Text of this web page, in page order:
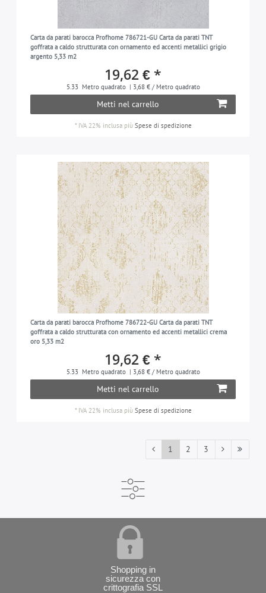
Carta da parati barocca Profhome 786721-GU Carta da parati TNT
goffrata a caldo strutturata con ornamento ed accenti metallici grigio
argento 5,33 m2
19,62 € *
5.33 Metro quadrato | 3,68 € / Metro quadrato
Metti nel carrello
* IVA 22% inclusapiù Spese di spedizione
Carta da parati barocca Profhome 786722-GU Carta da parati TNT
goffrata a caldo strutturata con ornamento ed accenti metallici crema
oro 5,33 m2
19,62 € *
5.33 Metro quadrato | 3,68 € / Metro quadrato
Metti nel carrello
* IVA 22% inclusapiù Spese di spedizione
1 2 3
Shopping in
sicurezza con
crittografia SSL